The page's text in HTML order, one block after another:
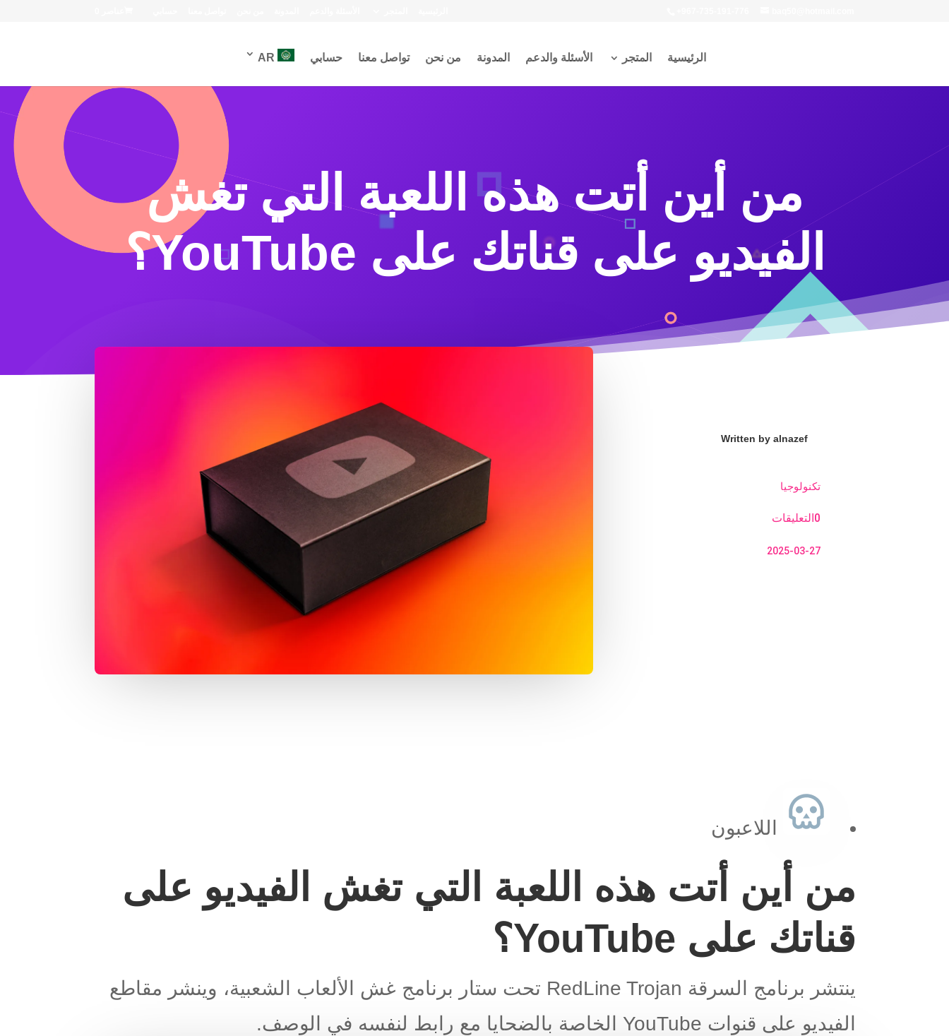
الرئيسية المتجر الأسئلة والدعم المدونة من نحن تواصل معنا حسابي AR
من أين أتت هذه اللعبة التي تغش
الفيديو على قناتك على YouTube؟
Written byalnazef
تكنولوجيا
0التعليقات
2025-03-27
اللاعبون
من أين أتت هذه اللعبة التي تغش الفيديو على
قناتك على YouTube؟
ينتشر برنامج السرقة RedLine Trojan تحت ستار برنامج غش الألعاب الشعبية، وينشر مقاطع
الفيديو على قنوات YouTube الخاصة بالضحايا مع رابط لنفسه في الوصف.